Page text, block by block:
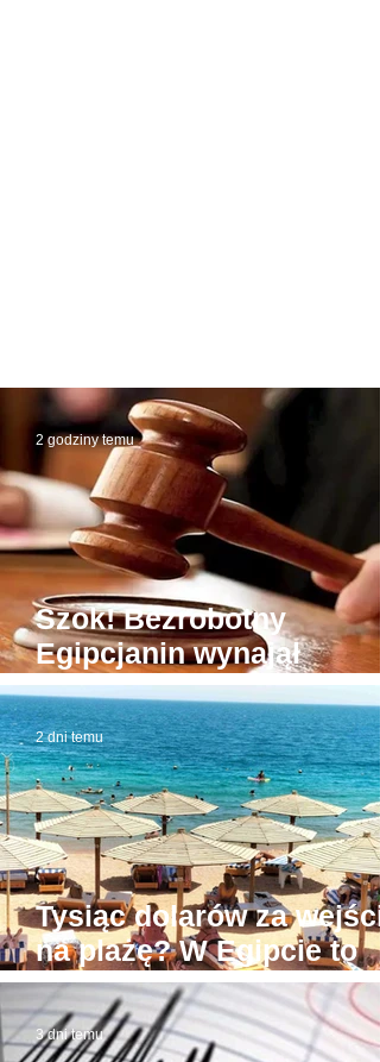
Szok! Bezrobotny
Egipcjanin wynajął
budynek sądu. W
roboty todze wyłudzał
łapówki od naiwnych
2 godziny temu
Tysiąc dolarów za
na plażę? W Egipcie to
możliwe! Stąd awantury
2 dni temu
3 dni temu